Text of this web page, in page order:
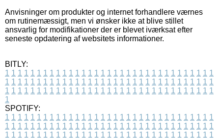
Anvisninger om produkter og internet forhandlere værnes
om rutinemæssigt, men vi ønsker ikke at blive stillet
ansvarlig for modifikationer der er blevet iværksat efter
seneste opdatering af websitets informationer.
BITLY:
1 1 1 1 1 1 1 1 1 1 1 1 1 1 1 1 1 1 1 1 1 1 1 1 1 1 1 1 1 1 1 1 1
1 1 1 1 1 1 1 1 1 1 1 1 1 1 1 1 1 1 1 1 1 1 1 1 1 1 1 1 1 1 1 1 1
1 1 1 1 1 1 1 1 1 1 1 1 1 1 1 1 1 1 1 1 1 1 1 1 1 1 1 1 1 1 1 1 1
1
SPOTIFY:
1 1 1 1 1 1 1 1 1 1 1 1 1 1 1 1 1 1 1 1 1 1 1 1 1 1 1 1 1 1 1 1 1
1 1 1 1 1 1 1 1 1 1 1 1 1 1 1 1 1 1 1 1 1 1 1 1 1 1 1 1 1 1 1 1 1
1 1 1 1 1 1 1 1 1 1 1 1 1 1 1 1 1 1 1 1 1 1 1 1 1 1 1 1 1 1 1 1 1